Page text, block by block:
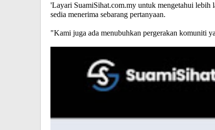
'Layari SuamiSihat.com.my untuk mengetahui lebih
sedia menerima sebarang pertanyaan.
"Kami juga ada menubuhkan pergerakan komuniti